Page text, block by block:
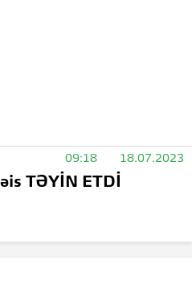
09:18 18.07.2023
TƏYİN ETDİ